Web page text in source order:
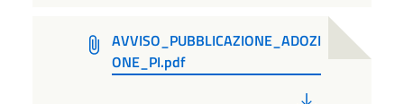
AVVISO_PUBBLICAZIONE_ADOZI
ONE_PI.pdf